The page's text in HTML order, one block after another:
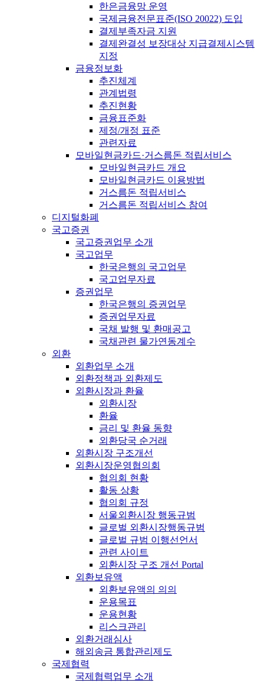
한은금융망 운영
국제금융전문표준(ISO 20022) 도입
결제부족자금 지원
결제완결성 보장대상 지급결제시스템
지정
금융정보화
추진체계
관계법령
추진현황
금융표준화
제정/개정 표준
관련자료
모바일현금카드·거스름돈 적립서비스
모바일현금카드 개요
모바일현금카드 이용방법
거스름돈 적립서비스
거스름돈 적립서비스 참여
디지털화폐
국고증권
국고증권업무 소개
국고업무
한국은행의 국고업무
국고업무자료
증권업무
한국은행의 증권업무
증권업무자료
국채 발행 및 환매공고
국채관련 물가연동계수
외환
외환업무 소개
외환정책과 외환제도
외환시장과 환율
외환시장
환율
금리 및 환율 동향
외환당국 순거래
외환시장 구조개선
외환시장운영협의회
협의회 현황
활동 상황
협의회 규정
서울외환시장 행동규범
글로벌 외환시장행동규범
글로벌 규범 이행선언서
관련 사이트
외환시장 구조 개선 Portal
외환보유액
외환보유액의 의의
운용목표
운용현황
리스크관리
외환거래심사
해외송금 통합관리제도
국제협력
국제협력업무 소개